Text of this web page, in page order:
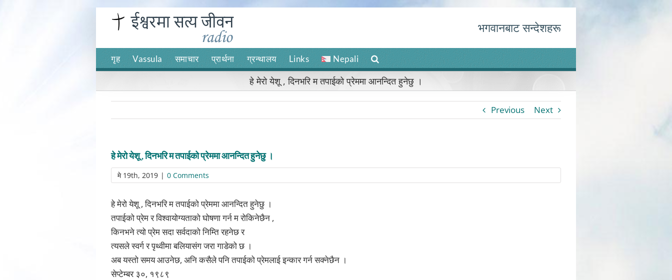
भगवानबाट सन्देशहरू
गृह Vassula समाचार प्रार्थना ग्रन्थालय Links Nepali
हे मेरो येशू , दिनभरि म तपाईको प्रेममा आनन्दित हुनेछु ।
Previous Next
हे मेरो येशू , दिनभरि म तपाईको प्रेममा आनन्दित हुनेछु ।
मे 19th, 2019 | 0 Comments
हे मेरो येशू , दिनभरि म तपाईको प्रेममा आनन्दित हुनेछु ।
तपाईको प्रेम र विश्वायोग्यताको घोषणा गर्न म रोकिनेछैन ,
किनभने त्यो प्रेम सदा सर्वदाको निम्ति रहनेछ र
त्यसले स्वर्ग र पृथ्वीमा बलियासंग जरा गाडेको छ ।
अब यस्तो समय आउनेछ, अनि कसैले पनि तपाईको प्रेमलाई इन्कार गर्न सक्नेछैन ।
सेप्टेम्बर ३०, १९८९